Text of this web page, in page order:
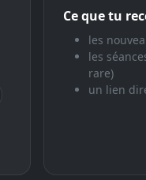
Ce que tu
les
les
rare)
un lien